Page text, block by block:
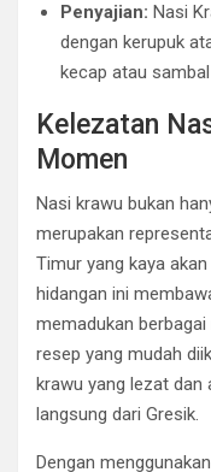
Penyajian: Nasi
dengan kerupuk
kecap atau
Kelezatan
Momen
Nasi krawu bukan
merupakan
Timur yang kaya
hidangan ini
memadukan
resep yang mudah
krawu yang lezat dan
langsung dari Gresik.
Dengan